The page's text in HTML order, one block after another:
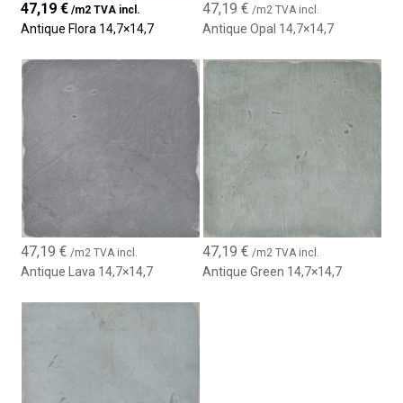
Allie tradition, design et durabilité
47,19€ /m2 TVA incl.
Antique Flora 14,7×14,7
47,19 € /m2 TVA incl.
Antique Opal 14,7×14,7
47,19€ /m2 TVA incl.
Antique Lava 14,7×14,7
47,19 € /m2 TVA incl.
Antique Green 14,7×14,7